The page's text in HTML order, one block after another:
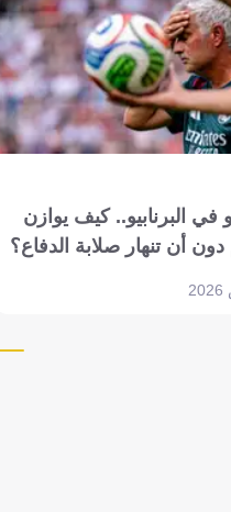
في البرنابيو.. كيف يوازن
أن تنهار صلابة الدفاع؟